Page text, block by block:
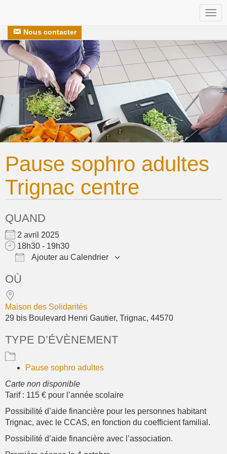
Nous contacter
Pause sophro adultes
Trignac centre
QUAND
2 avril 2025
18h30 - 19h30
Ajouter au Calendrier
OÙ
Maison des Solidarités
29 bis Boulevard Henri Gautier, Trignac, 44570
TYPE D’ÉVÈNEMENT
Pause sophro adultes
Carte non disponible
Tarif : 115 € pour l’année scolaire
Possibilité d’aide financière pour les personnes habitant
Trignac, avec le CCAS, en fonction du coefficient familial.
Possibilité d’aide financière avec l’association.